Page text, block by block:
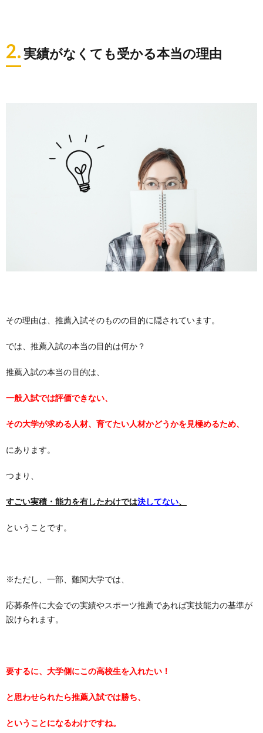
2. 実績がなくても受かる本当の理由
その理由は、推薦入試そのものの目的に隠されています。
では、推薦入試の本当の目的は何か？
推薦入試の本当の目的は、
一般入試では評価できない、
その大学が求める人材、育てたい人材かどうかを見極めるため、
にあります。
つまり、
すごい実積・能力を有したわけでは決してない、
ということです。
※ただし、一部、難関大学では、
応募条件に大会での実績やスポーツ推薦であれば実技能力の基準が
設けられます。
要するに、大学側にこの高校生を入れたい！
と思わせられたら推薦入試では勝ち、
ということになるわけですね。